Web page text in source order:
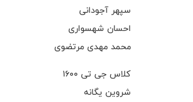
سپهر آجودانی
احسان شهسواری
محمد مهدی مرتضوی
کلاس جی تی ۱۶۰۰
شروین یگانه